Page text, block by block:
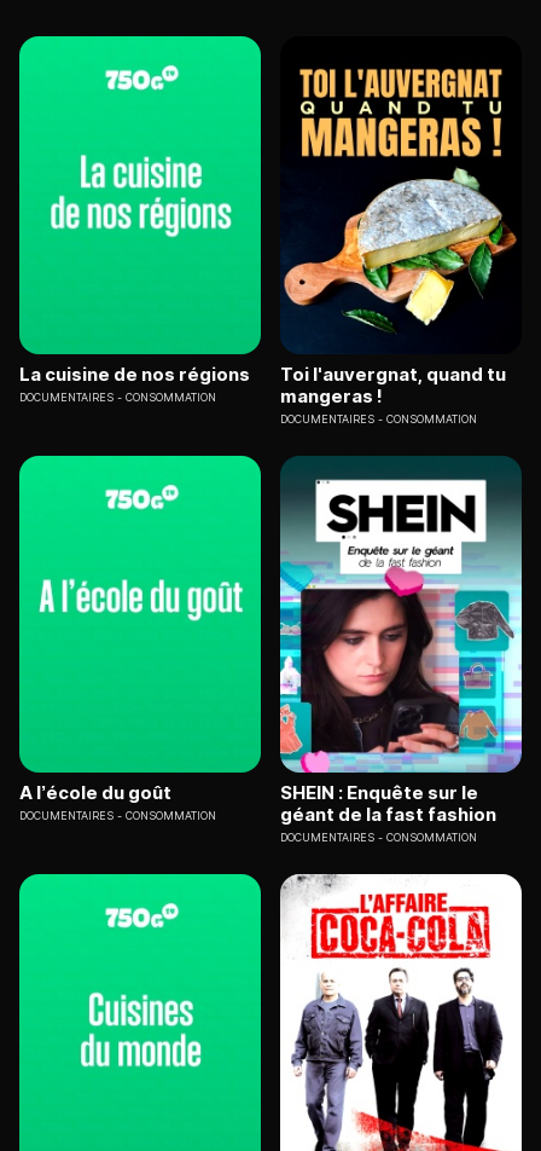
La cuisine de nos régions
DOCUMENTAIRES CONSOMMATION
Toi l'auvergnat, quand tu
mangeras !
DOCUMENTAIRES CONSOMMATION
A l’école du goût
DOCUMENTAIRES CONSOMMATION
SHEIN : Enquête sur le
géant de la fast fashion
DOCUMENTAIRES CONSOMMATION